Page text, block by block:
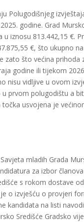
Polugodišnjeg
godine. Grad
iznosu 813.442,15 €.
€, što ukupno
zato što većina prihoda
godine ili tijekom
nisu vidljive u ovom
prvom polugodištu a
usvojena je
mladih Grada
za izbor
s rokom dostave
o izvješću o provjeri
kandidata na listi
Središće Gradsko